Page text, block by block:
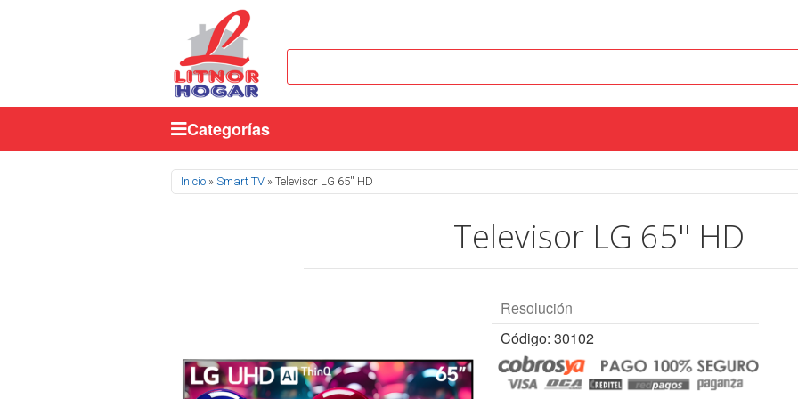
Categorías
Se encuentra usted aquí
Inicio » Smart TV » Televisor LG 65'' HD
Televisor LG 65'' HD
Resolución
Código: 30102